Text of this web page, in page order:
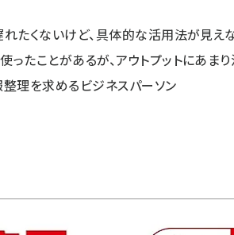
れたくないけど、具体的な活用法が見え
ったことがあるが、アウトプットにあま
理を求めるビジネスパーソン